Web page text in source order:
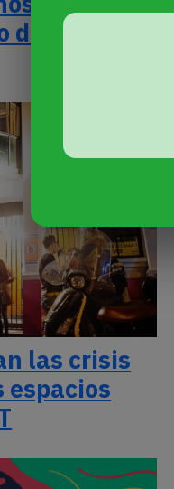
las crisis
espacios